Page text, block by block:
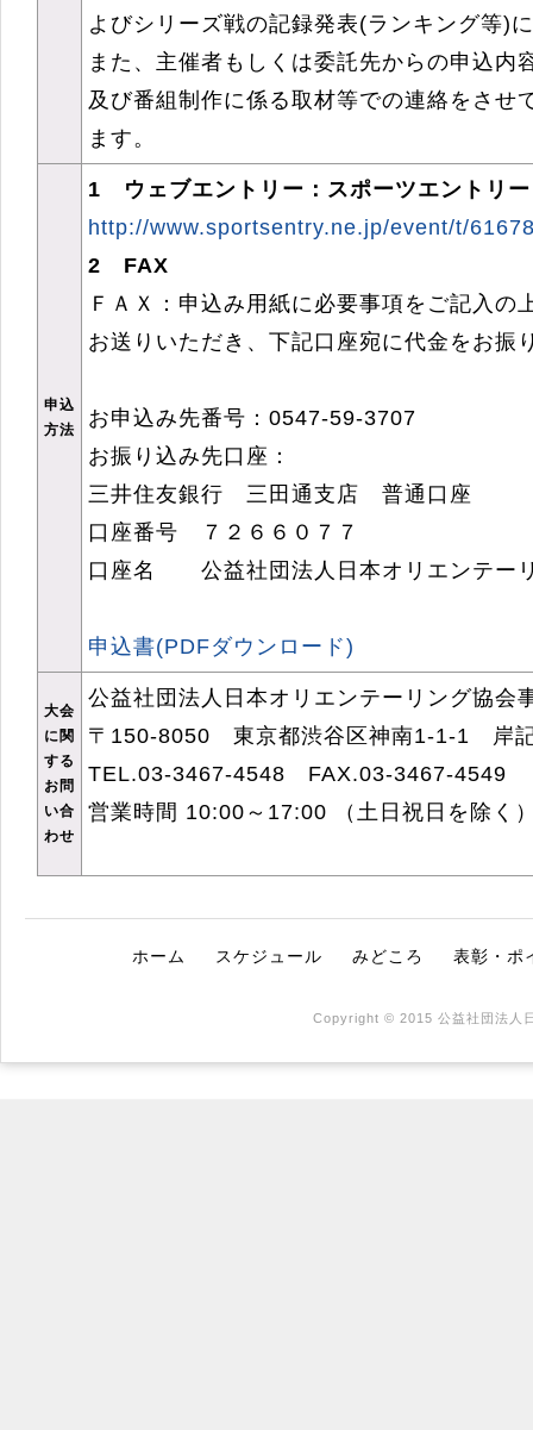
よびシリーズ戦の記録発表(ランキング等)
また、主催者もしくは委託先からの申込内
及び番組制作に係る取材等での連絡をさせ
ます。
申込
方法
1 ウェブエントリー：スポーツエントリー
http://www.sportsentry.ne.jp/event/t/
2 FAX
ＦＡＸ：申込み用紙に必要事項をご記入の
お送りいただき、下記口座宛に代金をお振
お申込み先番号：0547-59-3707
お振り込み先口座：
三井住友銀行 三田通支店 普通口座
口座番号 ７２６６０７７
口座名 公益社団法人日本オリエンテー
申込書(PDFダウンロード)
大会
に関
する
お問
い合
わせ
公益社団法人日本オリエンテーリング協会
〒150-8050 東京都渋谷区神南1-1-1 岸
TEL.03-3467-4548 FAX.03-3467-4549
営業時間 10:00～17:00 （土日祝日を除く
ホーム スケジュール みどころ 表彰・ポ
Copyright © 2015 公益社団法人